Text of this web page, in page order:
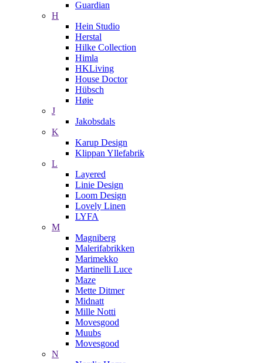
Guardian
H
Hein Studio
Herstal
Hilke Collection
Himla
HKLiving
House Doctor
Hübsch
Høie
J
Jakobsdals
K
Karup Design
Klippan Yllefabrik
L
Layered
Linie Design
Loom Design
Lovely Linen
LYFA
M
Magniberg
Malerifabrikken
Marimekko
Martinelli Luce
Maze
Mette Ditmer
Midnatt
Mille Notti
Movesgood
Muubs
Movesgood
N